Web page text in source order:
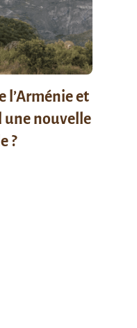
l’Arménie et
une nouvelle
?